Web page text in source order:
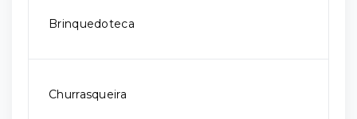
Brinquedoteca
Churrasqueira